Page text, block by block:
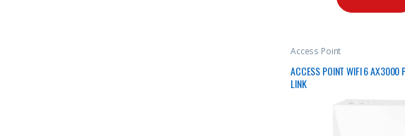
Access Point
ACCESS POINT WIFI 6 AX3000
LINK